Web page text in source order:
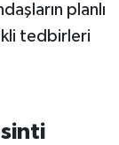
planlı
tedbirleri